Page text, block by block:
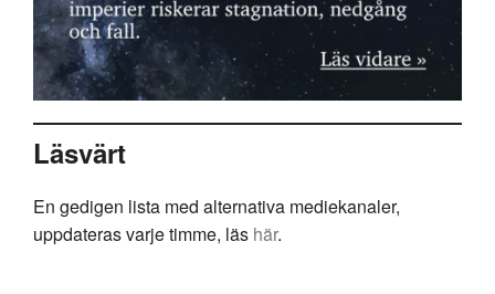
Läsvärt
En gedigen lista med alternativa mediekanaler,
uppdateras varje timme, läs här.